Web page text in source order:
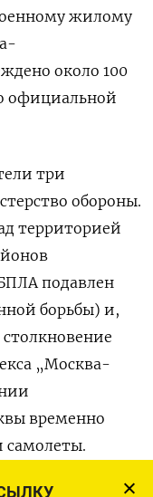
жилому
около 100
официальной
три
обороны.
территорией
подавлен
борьбы) и,
„Москва-
временно
самолеты.